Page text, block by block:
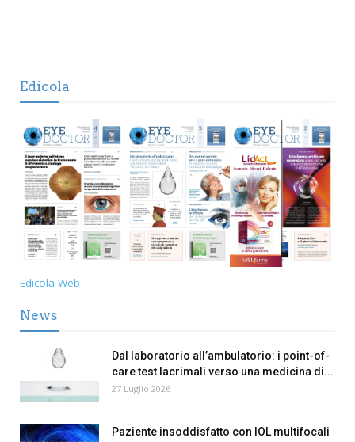
Edicola
Edicola Web
News
Dal laboratorio all’ambulatorio: i point-of-
care test lacrimali verso una medicina di...
27 Luglio 2026
Paziente insoddisfatto con IOL multifocali